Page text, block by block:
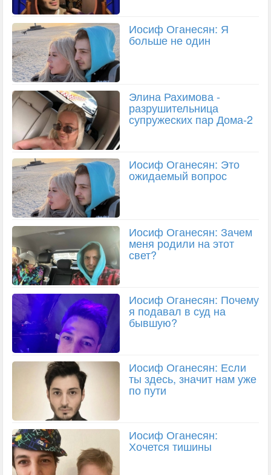
Иосиф Оганесян: Я
больше не один
Элина Рахимова -
разрушительница
супружеских пар Дома-2
Иосиф Оганесян: Это
ожидаемый вопрос
Иосиф Оганесян: Зачем
меня родили на этот
свет?
Иосиф Оганесян: Почему
я подавал в суд на
бывшую?
Иосиф Оганесян: Если
ты здесь, значит нам уже
по пути
Иосиф Оганесян:
Хочется тишины